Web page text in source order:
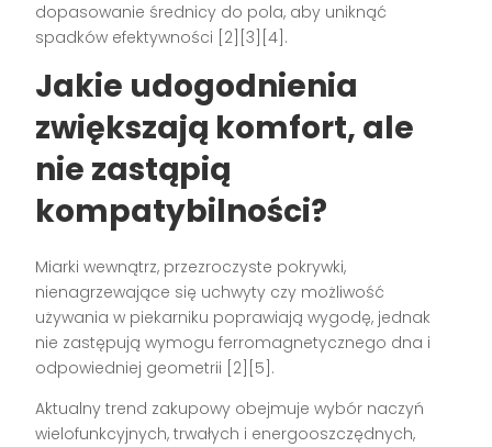
dopasowanie średnicy do pola, aby uniknąć
spadków efektywności [2][3][4].
Jakie udogodnienia
zwiększają komfort, ale
nie zastąpią
kompatybilności?
Miarki wewnątrz, przezroczyste pokrywki,
nienagrzewające się uchwyty czy możliwość
używania w piekarniku poprawiają wygodę, jednak
nie zastępują wymogu ferromagnetycznego dna i
odpowiedniej geometrii [2][5].
Aktualny trend zakupowy obejmuje wybór naczyń
wielofunkcyjnych, trwałych i energooszczędnych,